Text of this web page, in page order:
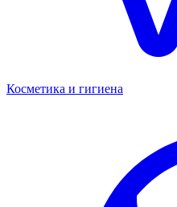
Косметика и гигиена